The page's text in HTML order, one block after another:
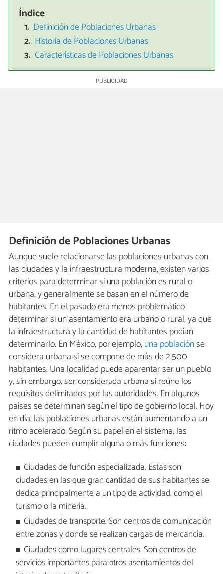
Índice
Definición de Poblaciones Urbanas
Historia de Poblaciones Urbanas
Características de Poblaciones Urbanas
Definición de Poblaciones Urbanas
Aunque suele relacionarse las poblaciones urbanas con
las ciudades y la infraestructura moderna, existen varios
criterios para determinar si una población es rural o
urbana, y generalmente se basan en el número de
habitantes. En el pasado era menos problemático
determinar si un asentamiento era urbano o rural, ya que
la infraestructura y la cantidad de habitantes podían
determinarlo. En México, por ejemplo,una poblaciónse
considera urbana si se compone de más de 2,500
habitantes. Una localidad puede aparentar ser un pueblo
y, sin embargo, ser considerada urbana si reúne los
requisitos delimitados por las autoridades. En algunos
países se determinan según el tipo de gobierno local. Hoy
en día, las poblaciones urbanas están aumentando a un
ritmo acelerado. Según su papel en el sistema, las
ciudades pueden cumplir alguna o más funciones:
Ciudades de función especializada. Estas son
ciudades en las que gran cantidad de sus habitantes se
dedica principalmente a un tipo de actividad, como el
turismo o la minería.
Ciudades de transporte. Son centros de comunicación
entre zonas y donde se realizan cargas de mercancía.
Ciudades como lugares centrales. Son centros de
servicios importantes para otros asentamientos del